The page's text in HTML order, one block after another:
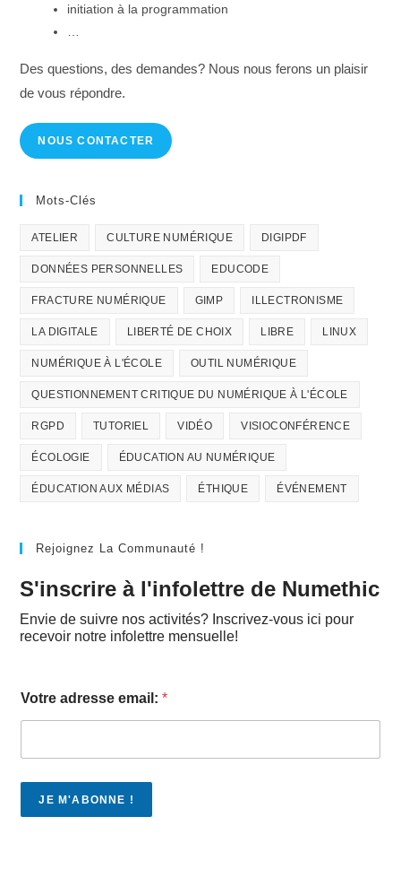
initiation à la programmation
Des questions, des demandes? Nous nous ferons un plaisir
de vous répondre.
NOUS CONTACTER
Mots-Clés
ATELIER CULTURE NUMÉRIQUE DIGIPDF
DONNÉES PERSONNELLES EDUCODE
FRACTURE NUMÉRIQUE GIMP ILLECTRONISME
LA DIGITALE LIBERTÉ DE CHOIX LIBRE LINUX
NUMÉRIQUE À L'ÉCOLE OUTIL NUMÉRIQUE
QUESTIONNEMENT CRITIQUE DU NUMÉRIQUE À L'ÉCOLE
RGPD TUTORIEL VIDÉO VISIOCONFÉRENCE
ÉCOLOGIE ÉDUCATION AU NUMÉRIQUE
ÉDUCATION AUX MÉDIAS ÉTHIQUE ÉVÉNEMENT
Rejoignez La Communauté !
S'inscrire à l'infolettre de Numethic
Envie de suivre nos activités? Inscrivez-vous ici pour
recevoir notre infolettre mensuelle!
Votre adresse email:*
JE M'ABONNE !